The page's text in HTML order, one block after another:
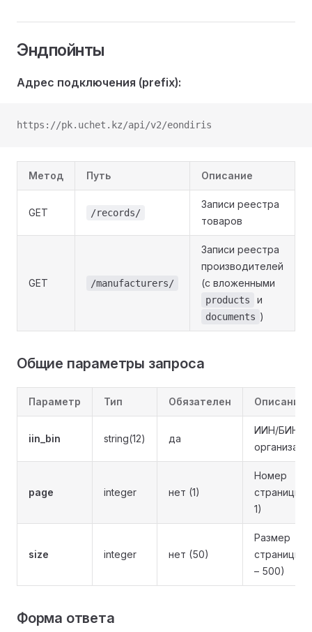
Эндпойнты
Адрес подключения (prefix):
https://pk.uchet.kz/api/v2/eondiris
Метод Путь Описание
GET /records/
Записи реестра
товаров
GET /manufacturers/
Записи реестра
производителей
(с вложенными
products и
documents )
Общие параметры запроса
Параметр Тип Обязателен Описание
iin_bin string(12) да
ИИН/БИН
page integer нет (1)
Номер
страницы
1)
size integer нет (50)
Размер
страницы (1
– 500)
Форма ответа